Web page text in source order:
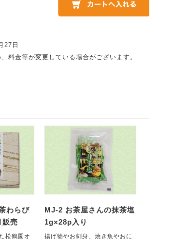
27日
料金等が変更している場合がございます。
わらび
販売
松鶴園オ
MJ-2 お茶屋さんの抹茶塩
1g×28p入り
揚げ物やお刺身、焼き魚やおに